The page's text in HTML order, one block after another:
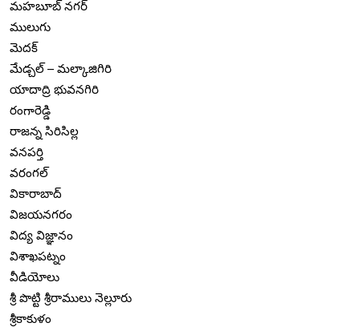
మహబూబ్ నగర్
ములుగు
మెదక్
మేడ్చల్ – మల్కాజిగిరి
యాదాద్రి భువనగిరి
రంగారెడ్డి
రాజన్న సిరిసిల్ల
వనపర్తి
వరంగల్
వికారాబాద్
విజయనగరం
విద్య విజ్ఞానం
విశాఖపట్నం
వీడియోలు
శ్రీ పొట్టి శ్రీరాములు నెల్లూరు
శ్రీకాకుళం